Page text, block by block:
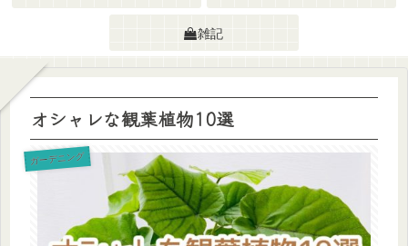
雑記
オシャレな観葉植物10選
ガーデニング